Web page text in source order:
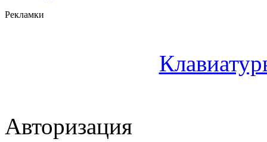
Рекламки
Авторизация